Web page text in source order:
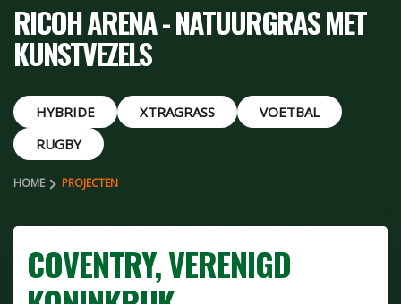
RICOH ARENA - NATUURGRAS MET
KUNSTVEZELS
HYBRIDE XTRAGRASS
VOETBAL
RUGBY
HOME PROJECTEN
COVENTRY, VERENIGD